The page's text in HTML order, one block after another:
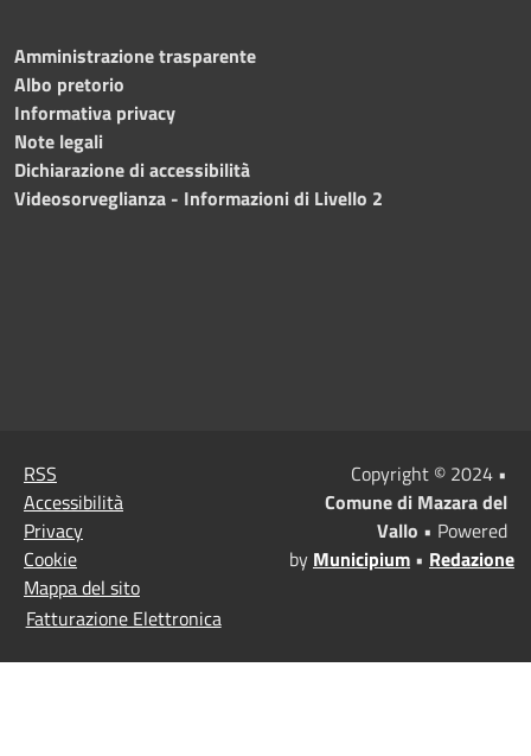
Amministrazione trasparente
Albo pretorio
Informativa privacy
Note legali
Dichiarazione di accessibilità
Videosorveglianza - Informazioni di Livello 2
RSS
Accessibilità
Privacy
Cookie
Mappa del sito
Fatturazione Elettronica
Copyright © 2024 •
Comune di Mazara del
Vallo • Powered
by Municipium • Redazione